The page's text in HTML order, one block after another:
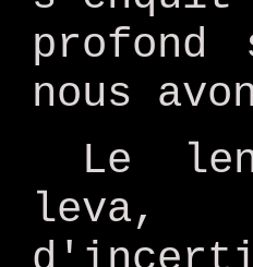
profond
nous
Le
leva,